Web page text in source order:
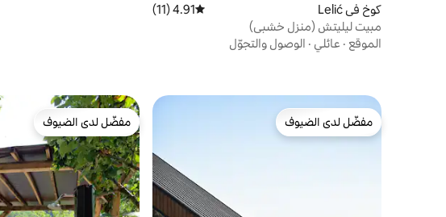
كوخ في Lelić متوسط التقييم 4.91 من 5، 11 مراجعات
4.91 (11)
مبيت ليليتش (منزل خشبي)
الموقع · عائلي · الوصول والتجوّل
مفضّل لدى الضيوف
مفضّل لدى الضيوف
مفضّل لدى الضيوف
مفضّل لدى الضيوف